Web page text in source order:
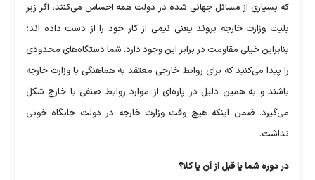
که بسیاری از مسائل جهانی شده در دولت همه احساس می‌کنند، اگر زیر
بلیت وزارت خارجه بروند یعنی نیمی از کار خود را از دست داده اند؛
بنابراین خیلی مقاومت در برابر این وجود دارد. شما دستگاه‌های محدودی
را پیدا می‌کنید که برای روابط خارجی معتقد به هماهنگی با وزارت خارجه
باشند و به همین دلیل در پاره‌ای از موارد روابط صنفی با خارج شکل
می‌گیرد. ضمن اینکه هیچ وقت وزارت خارجه در دولت جایگاه خوبی
نداشت.
در دوره شما یا قبل از آن یا کلا؟